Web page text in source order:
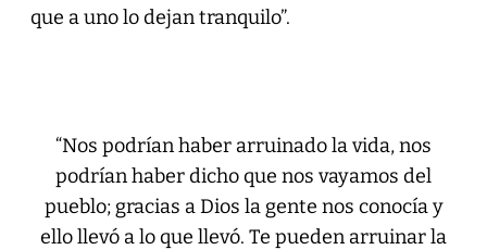
que a uno lo dejan tranquilo”.
“Nos podrían haber arruinado la vida, nos
podrían haber dicho que nos vayamos del
pueblo; gracias a Dios la gente nos conocía y
ello llevó a lo que llevó. Te pueden arruinar la